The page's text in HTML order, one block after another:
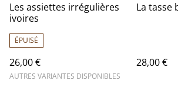
Les assiettes irrégulières
ivoires
ÉPUISÉ
26,00 €
AUTRES VARIANTES DISPONIBLES
La tasse
28,00 €